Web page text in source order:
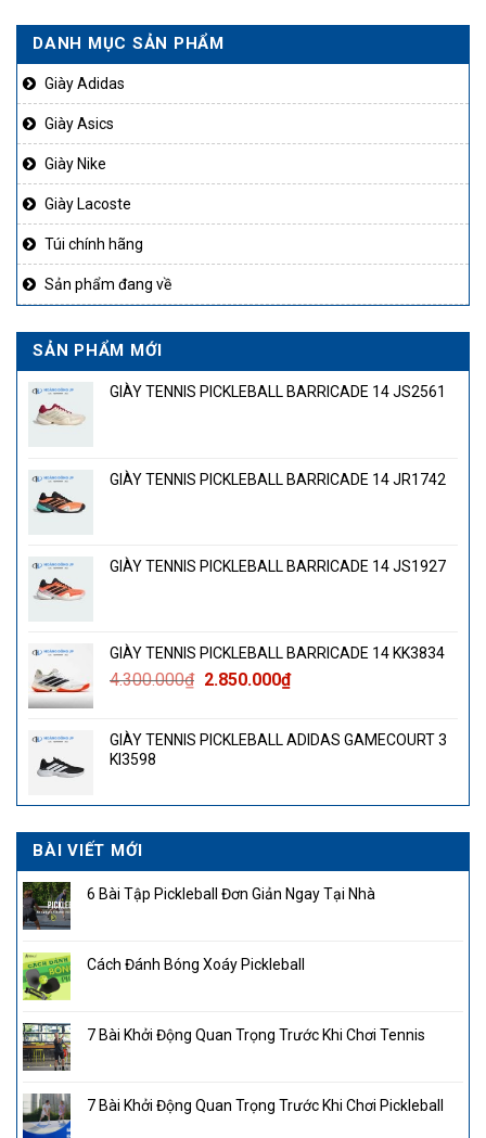
DANH MỤC SẢN PHẨM
Giày Adidas
Giày Asics
Giày Nike
Giày Lacoste
Túi chính hãng
Sản phẩm đang về
SẢN PHẨM MỚI
GIÀY TENNIS PICKLEBALL BARRICADE 14 JS2561
GIÀY TENNIS PICKLEBALL BARRICADE 14 JR1742
GIÀY TENNIS PICKLEBALL BARRICADE 14 JS1927
GIÀY TENNIS PICKLEBALL BARRICADE 14 KK3834
4.300.000₫ Giá
4.300.000₫.
2.850.000₫Giá
là:
GIÀY TENNIS PICKLEBALL ADIDAS GAMECOURT 3
KI3598
BÀI VIẾT MỚI
6 Bài Tập Pickleball Đơn Giản Ngay Tại Nhà
Cách Đánh Bóng Xoáy Pickleball
7 Bài Khởi Động Quan Trọng Trước Khi Chơi Tennis
7 Bài Khởi Động Quan Trọng Trước Khi Chơi Pickleball
2.600.000₫.là:
1.590.000₫.
3.799.000₫.là: